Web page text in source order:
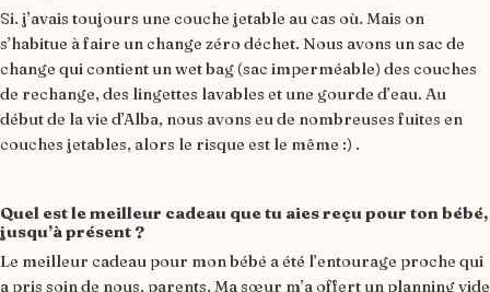
Si. j’avais toujours une couche jetable au cas où. Mais on
s’habitue à faire un change zéro déchet. Nous avons un sac de
change qui contient un wet bag (sac imperméable) des couches
de rechange, des lingettes lavables et une gourde d’eau. Au
début de la vie d’Alba, nous avons eu de nombreuses fuites en
couches jetables, alors le risque est le même :) .
Quel est le meilleur cadeau que tu aies reçu pour ton bébé,
jusqu’à présent ?
Le meilleur cadeau pour mon bébé a été l’entourage proche qui
a pris soin de nous, parents. Ma sœur m’a offert un planning vide